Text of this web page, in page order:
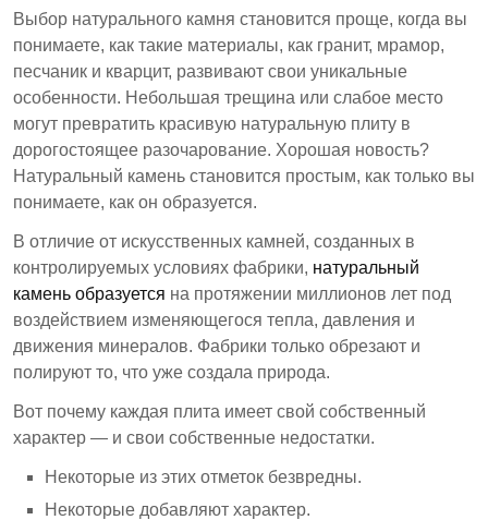
формируется геологическими процессами на
протяжении миллионов лет. Неполадки в этих
материалах возникают из-за природных
особенностей, дефектов обработки и проблем с
установкой. Понимание этих факторов имеет
решающее значение для выбора качественного
камня, который соответствует требованиям
дизайна и производительности.
геологических процессов, включая тепло,
давление и движение минералов во время
формирования.
Дефекты можно классифицировать на
геологические особенности, недостатки
обработки и проблемы, связанные с
установкой, каждая из которых по-разному
Приемлемые недостатки включают мелкие
Выбор натурального камня становится проще, когда вы
понимаете, как такие материалы, как гранит, мрамор,
песчаник и кварцит, развивают свои уникальные
особенности. Небольшая трещина или слабое место
могут превратить красивую натуральную плиту в
дорогостоящее разочарование. Хорошая новость?
Натуральный камень становится простым, как только вы
понимаете, как он образуется.
В отличие от искусственных камней, созданных в
контролируемых условиях фабрики, натуральный
камень образуется на протяжении миллионов лет под
воздействием изменяющегося тепла, давления и
движения минералов. Фабрики только обрезают и
полируют то, что уже создала природа.
Вот почему каждая плита имеет свой собственный
характер — и свои собственные недостатки.
Некоторые из этих отметок безвредны.
Некоторые добавляют характер.